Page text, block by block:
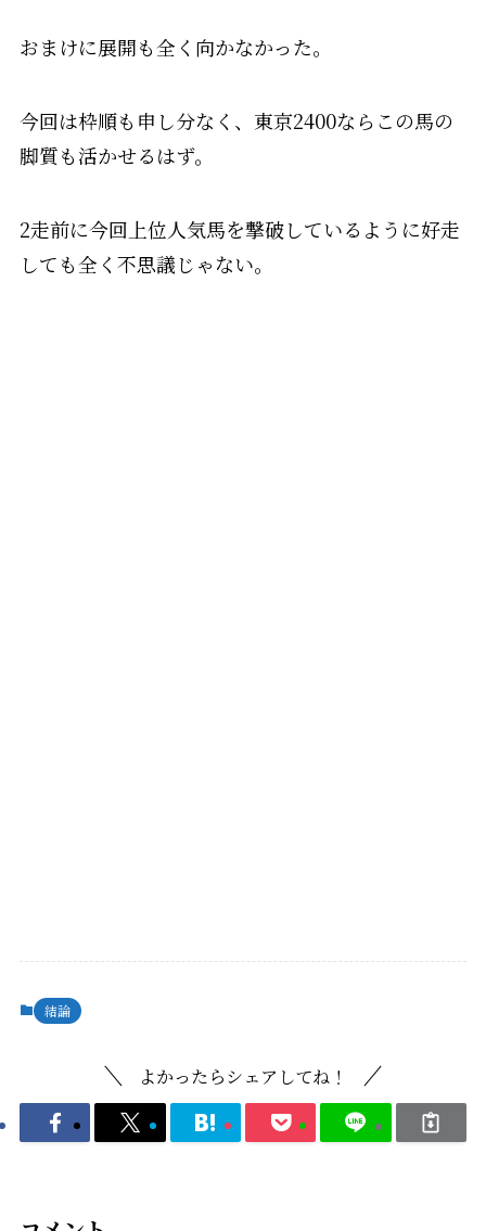
おまけに展開も全く向かなかった。
今回は枠順も申し分なく、東京2400ならこの馬の
脚質も活かせるはず。
2走前に今回上位人気馬を撃破しているように好走
しても全く不思議じゃない。
結論
よかったらシェアしてね！